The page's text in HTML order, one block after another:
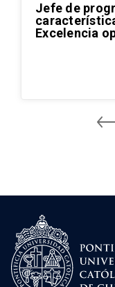
Jefe de
Excelencia